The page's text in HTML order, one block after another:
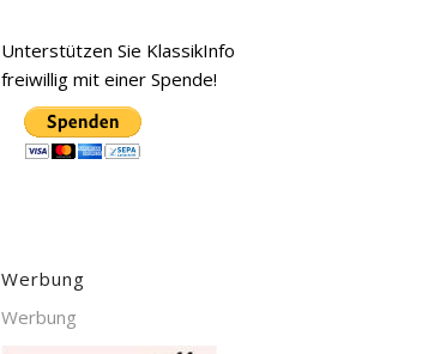
Unterstützen Sie KlassikInfo
freiwillig mit einer Spende!
Werbung
Werbung